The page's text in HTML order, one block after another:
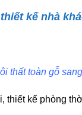
kế nhà
thất toàn gỗ